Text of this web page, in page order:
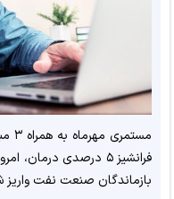
بازماندگان صنعت نفت واریز